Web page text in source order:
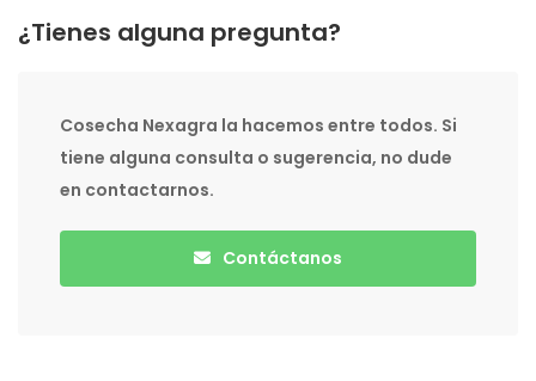
¿Tienes alguna pregunta?
Cosecha Nexagra la hacemos entre todos. Si
tiene alguna consulta o sugerencia, no dude
en contactarnos.
Contáctanos